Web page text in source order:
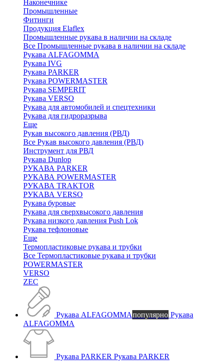
Наконечнике
Промышленные
Фитинги
Продукция Elaflex
Промышленные рукава в наличии на складе
Все Промышленные рукава в наличии на складе
Рукава ALFAGOMMA
Рукава IVG
Рукава PARKER
Рукава POWERMASTER
Рукава SEMPERIT
Рукава VERSO
Рукава для автомобилей и спецтехники
Рукава для гидроразрыва
Еще
Рукав высокого давления (РВД)
Все Рукав высокого давления (РВД)
Инструмент для РВД
Рукава Dunlop
РУКАВА PARKER
РУКАВА POWERMASTER
РУКАВА TRAKTOR
РУКАВА VERSO
Рукава буровые
Рукава для сверхвысокого давления
Рукава низкого давления Push Lok
Рукава тефлоновые
Еще
Термопластиковые рукава и трубки
Все Термопластиковые рукава и трубки
POWERMASTER
VERSO
ZEC
Рукава ALFAGOMMAпопулярно Рукава
ALFAGOMMA
Рукава PARKER Рукава PARKER